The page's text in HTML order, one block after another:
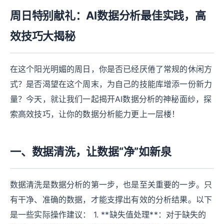
周日特别献礼：AI数据分析最佳实践，高
效技巧大揭秘
在这个阳光明媚的周日，你是否已经厌倦了常规的休闲方
式？是否渴望在这个周末，为自己的技能库增添一份新力
量？今天，就让我们一起揭开AI数据分析的神秘面纱，探
索高效技巧，让你的数据分析能力更上一层楼！
一、数据清洗，让数据“净”如新泉
数据清洗是数据分析的第一步，也是至关重要的一步。只
有干净、准确的数据，才能支撑出有效的分析结果。以下
是一些实际操作建议： 1. **缺失值处理**：对于缺失的